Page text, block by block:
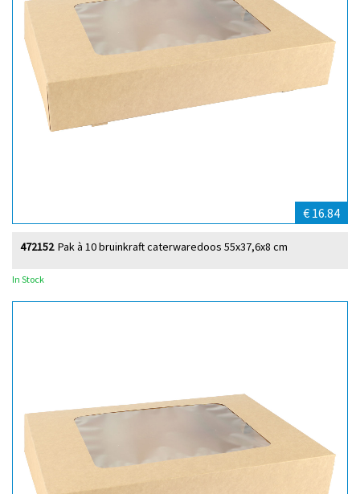
€ 16.84
Pak à 10 bruinkraft caterwaredoos 55x37,6x8 cm
472152
In Stock